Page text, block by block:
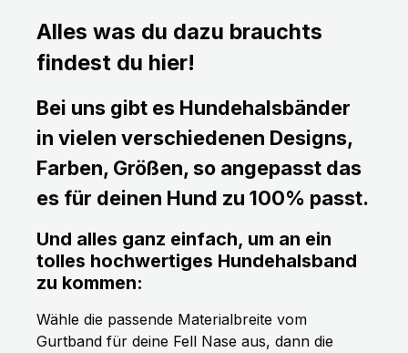
Alles was du dazu brauchts
findest du hier!
Bei uns gibt es Hundehalsbänder
in vielen verschiedenen Designs,
Farben, Größen, so angepasst das
es für deinen Hund zu 100% passt.
Und alles ganz einfach, um an ein
tolles hochwertiges Hundehalsband
zu kommen:
Wähle die passende Materialbreite vom
Gurtband für deine Fell Nase aus, dann die